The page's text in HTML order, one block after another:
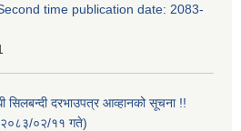
time publication date: 2083-
सिलबन्दी दरभाउपत्र आव्हानको सूचना !!
२०८३/०२/११ गते)